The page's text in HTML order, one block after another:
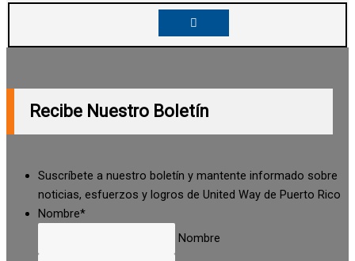
Recibe Nuestro Boletín
Suscríbete a nuestro boletín y mantente informado sobre
noticias, esfuerzos y logros de United Way de Puerto Rico
Nombre*
Nombre